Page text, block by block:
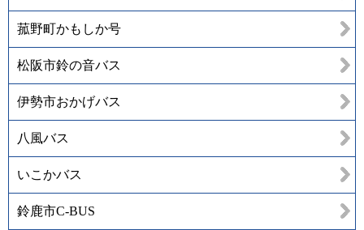
菰野町かもしか号
松阪市鈴の音バス
伊勢市おかげバス
八風バス
いこかバス
鈴鹿市C-BUS